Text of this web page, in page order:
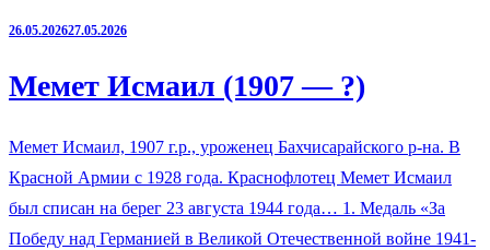
26.05.202627.05.2026
Мемет Исмаил (1907 — ?)
Мемет Исмаил, 1907 г.р., уроженец Бахчисарайского р-на. В
Красной Армии с 1928 года. Краснофлотец Мемет Исмаил
был списан на берег 23 августа 1944 года… 1. Медаль «За
Победу над Германией в Великой Отечественной войне 1941-